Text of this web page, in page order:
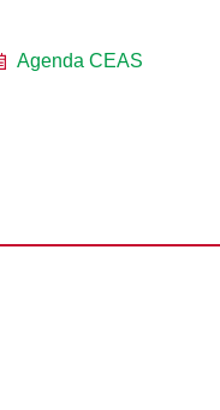
Agenda CEAS